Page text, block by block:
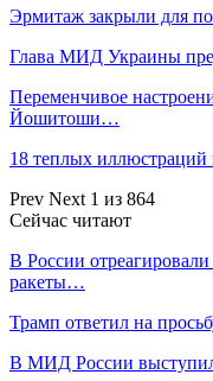
Эрмитаж закрыли для
Глава МИД Украины
Переменчивое
Йошитоши…
18 теплых
Prev Next 1 из 864
Сейчас читают
В России
ракеты…
Трамп ответил на
В МИД России